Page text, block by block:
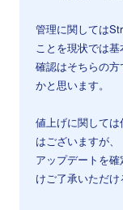
管理に関しては
ことを現状では基
確認はそちらの
かと思います。
値上げに関して
はございますが、
アップデートを
けご了承いただけ